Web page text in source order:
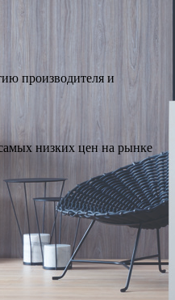
производителя и
низких цен на рынке